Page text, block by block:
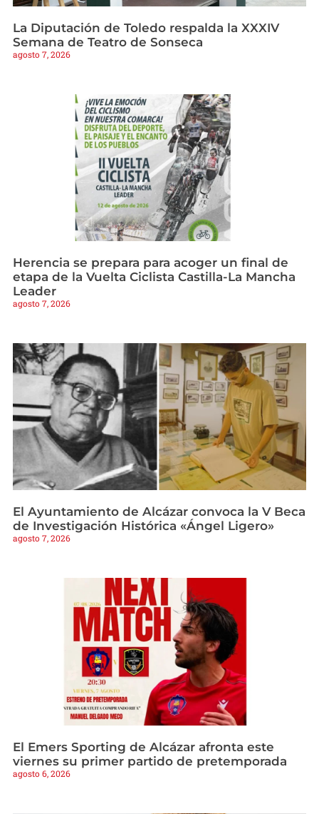
La Diputación de Toledo respalda la XXXIV
Semana de Teatro de Sonseca
agosto 7, 2026
Herencia se prepara para acoger un final de
etapa de la Vuelta Ciclista Castilla-La Mancha
Leader
agosto 7, 2026
El Ayuntamiento de Alcázar convoca la V Beca
de Investigación Histórica «Ángel Ligero»
agosto 7, 2026
El Emers Sporting de Alcázar afronta este
viernes su primer partido de pretemporada
agosto 6, 2026